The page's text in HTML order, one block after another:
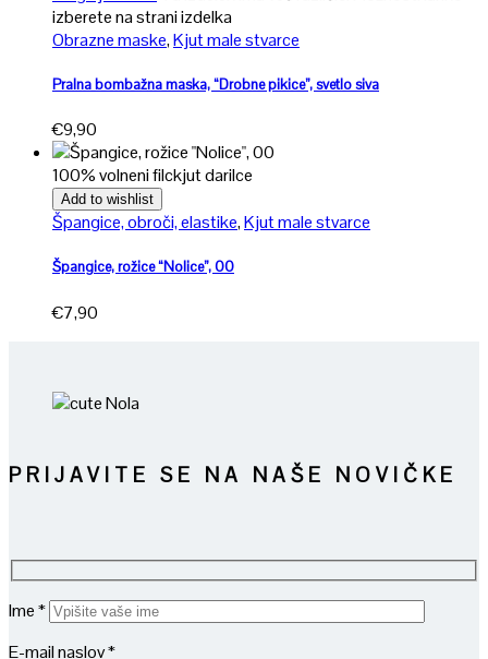
izberete na strani izdelka
Obrazne maske,Kjut male stvarce
Pralna bombažna maska, “Drobne pikice”, svetlo siva
€9,90
100% volneni filckjut darilce
Add to wishlist
Špangice, obroči, elastike,Kjut male stvarce
Špangice, rožice “Nolice”, 00
€7,90
PRIJAVITE SE NA NAŠE NOVIČKE
Ime *
E-mail naslov *